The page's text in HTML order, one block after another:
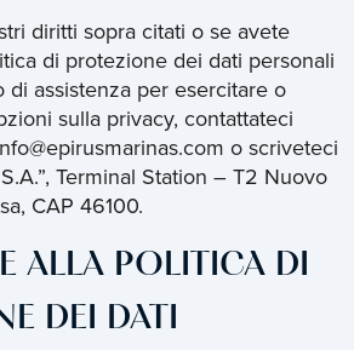
diritti sopra citati o se avete
di protezione dei dati personali
di assistenza per esercitare o
sulla privacy, contattateci
o scriveteci
Terminal Station – T2 Nuovo
CAP 46100.
ALLA POLITICA DI
DEI DATI